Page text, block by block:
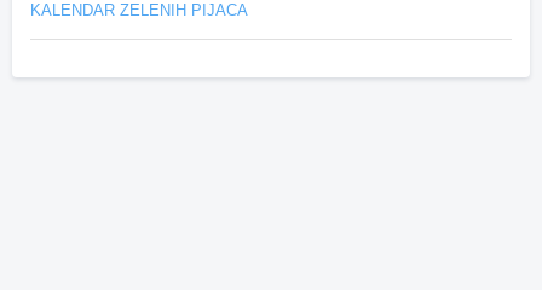
KALENDAR ZELENIH PIJACA